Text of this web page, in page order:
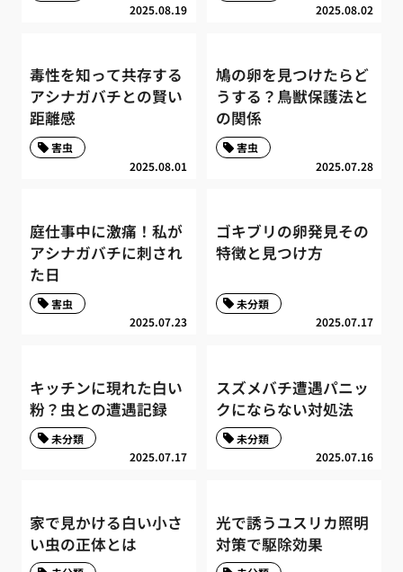
2025.08.19 2025.08.02
毒性を知って共存する
アシナガバチとの賢い
距離感
2025.08.01
害虫
鳩の卵を見つけたらど
うする？鳥獣保護法と
の関係
2025.07.28
害虫
庭仕事中に激痛！私が
アシナガバチに刺され
た日
2025.07.23
害虫
ゴキブリの卵発見その
特徴と見つけ方
2025.07.17
未分類
キッチンに現れた白い
粉？虫との遭遇記録
2025.07.17
未分類
スズメバチ遭遇パニッ
クにならない対処法
2025.07.16
未分類
家で見かける白い小さ
い虫の正体とは
光で誘うユスリカ照明
対策で駆除効果